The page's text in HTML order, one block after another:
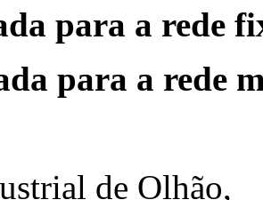
para a rede
para a rede
de Olhão,